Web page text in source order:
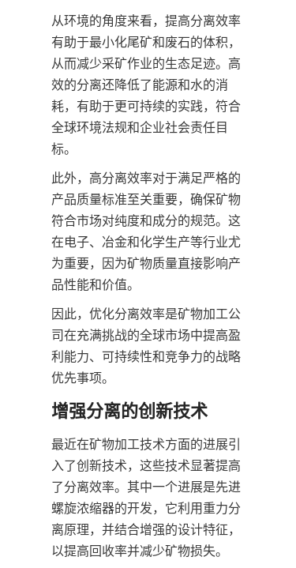
从环境的角度来看，提高分离效率
有助于最小化尾矿和废石的体积，
从而减少采矿作业的生态足迹。高
效的分离还降低了能源和水的消
耗，有助于更可持续的实践，符合
全球环境法规和企业社会责任目
标。
此外，高分离效率对于满足严格的
产品质量标准至关重要，确保矿物
符合市场对纯度和成分的规范。这
在电子、冶金和化学生产等行业尤
为重要，因为矿物质量直接影响产
品性能和价值。
因此，优化分离效率是矿物加工公
司在充满挑战的全球市场中提高盈
利能力、可持续性和竞争力的战略
优先事项。
增强分离的创新技术
最近在矿物加工技术方面的进展引
入了创新技术，这些技术显著提高
了分离效率。其中一个进展是先进
螺旋浓缩器的开发，它利用重力分
离原理，并结合增强的设计特征，
以提高回收率并减少矿物损失。